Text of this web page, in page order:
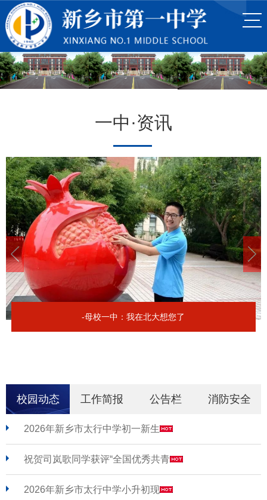
一中·资讯
-母校一中：我在北大想您了
校园动态 工作简报 公告栏 消防安全
2026年新乡市太行中学初一新生
祝贺司岚歌同学获评“全国优秀共青
2026年新乡市太行中学小升初现